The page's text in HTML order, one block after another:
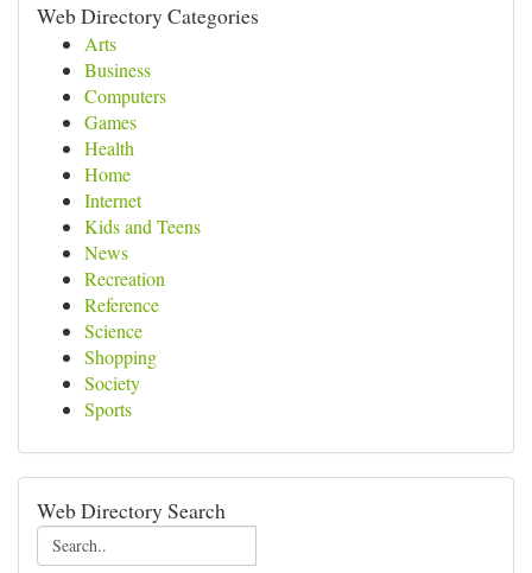
Web Directory Categories
Arts
Business
Computers
Games
Health
Home
Internet
Kids and Teens
News
Recreation
Reference
Science
Shopping
Society
Sports
Web Directory Search